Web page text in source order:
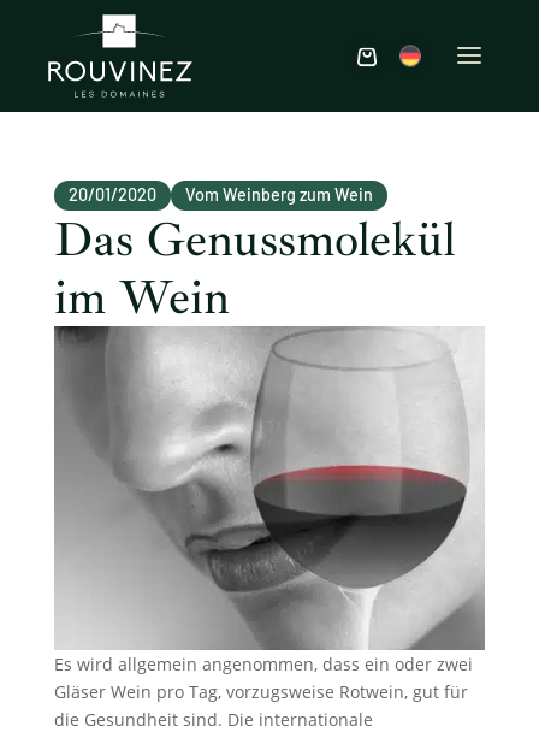
Das Genussmolekül
im Wein
20/01/2020 Vom Weinberg zum Wein
Es wird allgemein angenommen, dass ein oder zwei
Gläser Wein pro Tag, vorzugsweise Rotwein, gut für
die Gesundheit sind. Die internationale